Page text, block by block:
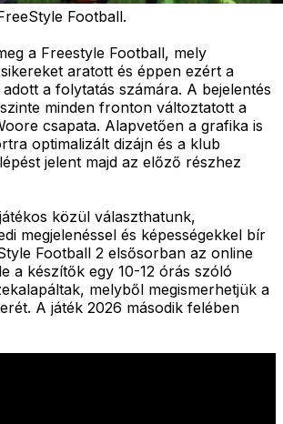
Football.
a Freestyle Football, mely
aratott és éppen ezért a
a folytatás számára. A bejelentés
minden fronton változtatott a
csapata. Alapvetően a grafika is
optimalizált dizájn és a klub
jelent majd az előző részhez
közül választhatunk,
megjelenéssel és képességekkel bír
Football 2 elsősorban az online
a készítők egy 10-12 órás szóló
melyből megismerhetjük a
A játék 2026 második felében